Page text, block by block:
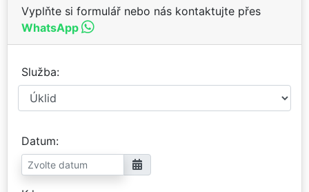
Vyplňte si formulář nebo nás kontaktujte přes
WhatsApp
Služba
Datum